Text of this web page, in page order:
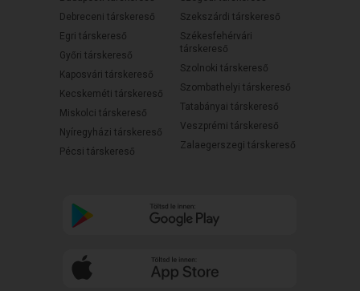
Debreceni társkereső
Egri társkereső
Győri társkereső
Kaposvári társkereső
Kecskeméti társkereső
Miskolci társkereső
Nyíregyházi társkereső
Pécsi társkereső
Szekszárdi társkereső
Székesfehérvári
társkereső
Szolnoki társkereső
Szombathelyi társkereső
Tatabányai társkereső
Veszprémi társkereső
Zalaegerszegi társkereső